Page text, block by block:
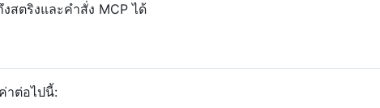
สตริงและคำสั่ง MCP ได้
าต่อไปนี้: